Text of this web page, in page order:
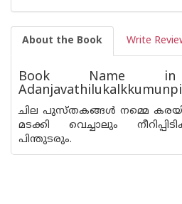
About the Book Write
Book Name
ചില പുസ്തകങ്ങള്‍ നമ്മെ
മടക്കി വെച്ചാലും
പിന്തുടരും.